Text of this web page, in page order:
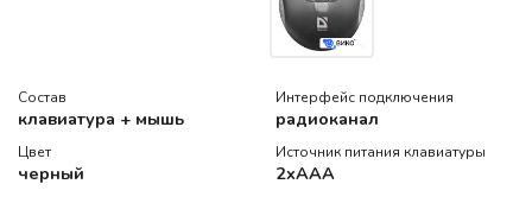
Состав
клавиатура + мышь
Интерфейс подключения
радиоканал
Цвет
черный
Источник питания клавиатуры
2xAAA